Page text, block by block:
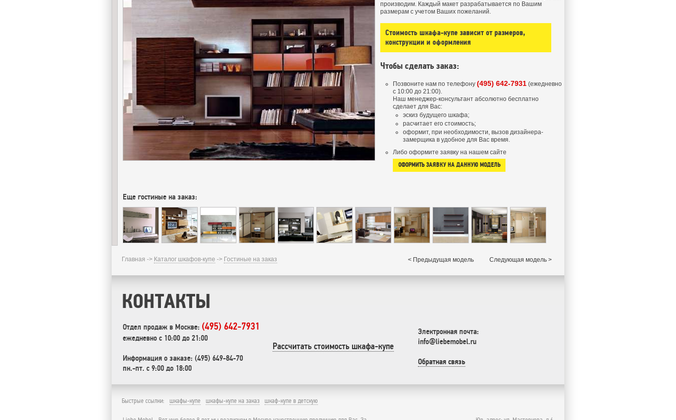
производим. Каждый макет разрабатывается по Вашим
размерам с учетом Ваших пожеланий.
Стоимость шкафа-купе зависит от размеров,
конструкции и оформления
Чтобы сделать заказ:
Позвоните нам по телефону (495) 642-7931 (ежедневно
с 10:00 до 21:00).
Наш менеджер-консультант абсолютно бесплатно
сделает для Вас:
эскиз будущего шкафа;
расчитает его стоимость;
оформит, при необходимости, вызов дизайнера-
замерщика в удобное для Вас время.
Либо оформите заявку на нашем сайте
ОФОРМИТЬ ЗАЯВКУ НА ДАННУЮ МОДЕЛЬ
Еще гостиные на заказ:
Главная -> Каталог шкафов-купе -> Гостиные на заказ < Предыдущая модель Следующая модель >
КОНТАКТЫ
Отдел продаж в Москве: (495) 642-7931
ежедневно с 10:00 до 21:00
Информация о заказе: (495) 649-84-70
пн.-пт. с 9:00 до 18:00
Рассчитать стоимость шкафа-купе
Электронная почта:
info@liebemobel.ru
Обратная связь
Быстрые ссылки: шкафы-купе шкафы-купе на заказ шкаф-купе в детскую